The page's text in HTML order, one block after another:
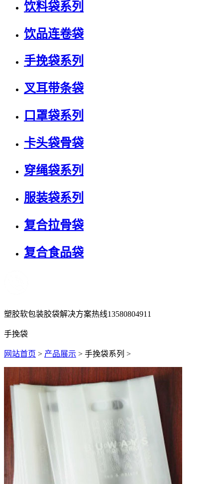
饮料袋系列
饮品连卷袋
手挽袋系列
叉耳带条袋
口罩袋系列
卡头袋骨袋
穿绳袋系列
服装袋系列
复合拉骨袋
复合食品袋
塑胶软包装胶袋解决方案热线13580804911
手挽袋
网站首页 > 产品展示 > 手挽袋系列 >